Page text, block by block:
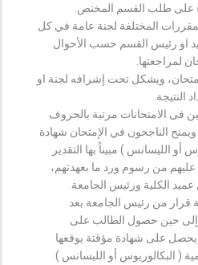
على طلب القسم المختص.
المختلفة لجنة عامة في كل
او رئيس القسم حسب الأحوال
لمراجعتها.
ويشكل تحت إشرافه لجنة او
النتيجة.
فى الامتحانات مرتبة بالحروف
ويمنح الناجحون في الإمتحان شهادة
أو الليسانس ) مبيناً بها التقدير
عليهم من رسوم ورد ما بعهدتهم،
الكلية ورئيس الجامعة.
قرار من رئيس الجامعة بعد
حين حصول الطالب على
يحصل على شهادة مؤقتة يوقعها
( البكالوريوس أو الليسانس )